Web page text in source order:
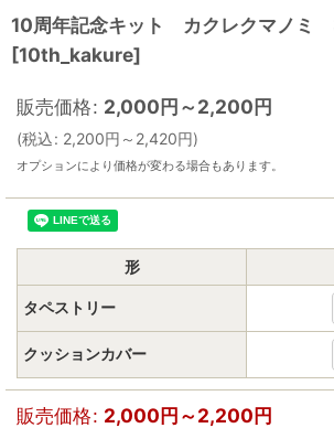
10周年記念キット カクレクマノ
[10th_kakure]
販売価格: 2,000円～2,200円
(税込: 2,200円 ～2,420円)
オプションにより価格が変わる場合もあります。
形
タペストリー
クッションカバー
販売価格: 2,000円～2,200円